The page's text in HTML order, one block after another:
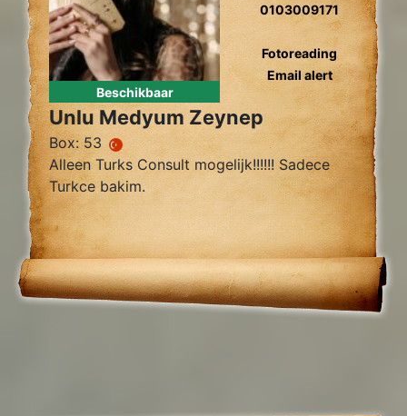
Beschikbaar
0103009171
Fotoreading
Email alert
Unlu Medyum Zeynep
Box: 53
Alleen Turks Consult mogelijk!!!!!! Sadece
Turkce bakim.